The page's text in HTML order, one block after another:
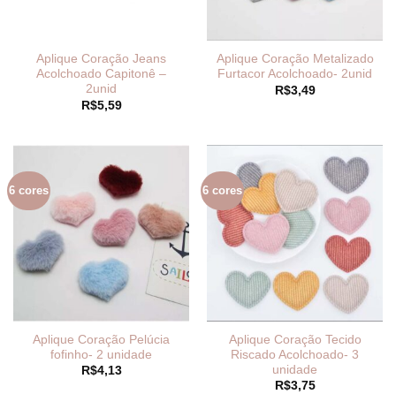
Aplique Coração Jeans
Acolchoado Capitonê –
2unid
R$5,59
Aplique Coração Metalizado
Furtacor Acolchoado- 2unid
R$3,49
6 cores
Aplique Coração Pelúcia
fofinho- 2 unidade
R$4,13
6 cores
Aplique Coração Tecido
Riscado Acolchoado- 3
unidade
R$3,75